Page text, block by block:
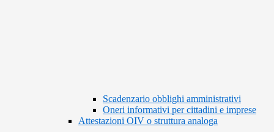
Scadenzario obblighi amministrativi
Oneri informativi per cittadini e imprese
Attestazioni OIV o struttura analoga